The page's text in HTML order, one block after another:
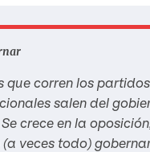
que corren los
salen del
crece en la
veces todo)